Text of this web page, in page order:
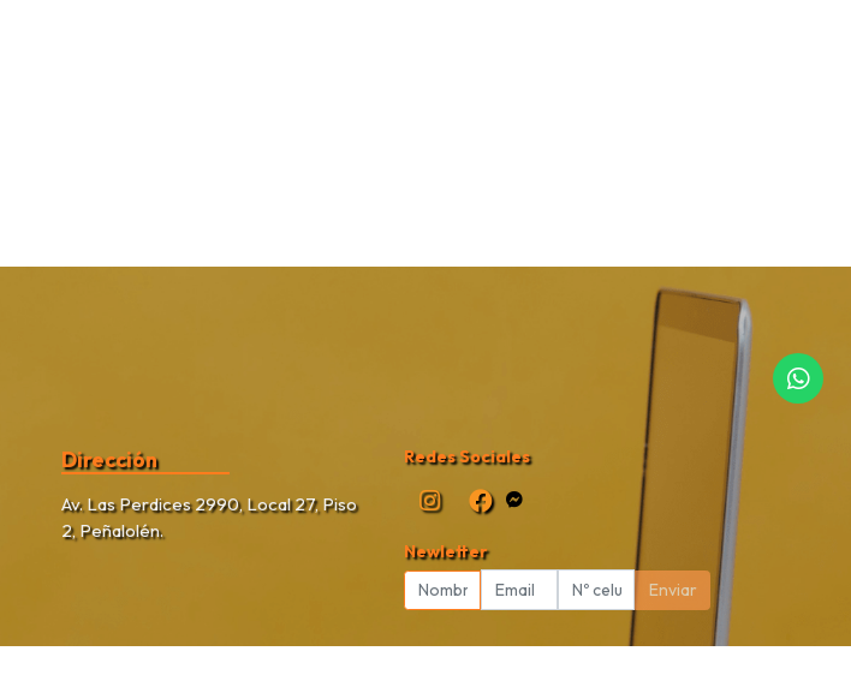
Dirección
Av. Las Perdices 2990, Local 27, Piso
2, Peñalolén.
Redes Sociales
Newletter
Enviar